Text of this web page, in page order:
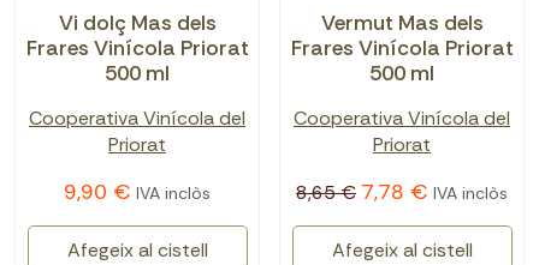
Vi dolç Mas dels
Frares Vinícola Priorat
500 ml
Cooperativa Vinícola del
Priorat
9,90 € IVA inclòs
Afegeix al cistell
Vermut Mas dels
Frares Vinícola Priorat
500 ml
Cooperativa Vinícola del
Priorat
8,65 € 7,78 € IVA inclòs
Afegeix al cistell